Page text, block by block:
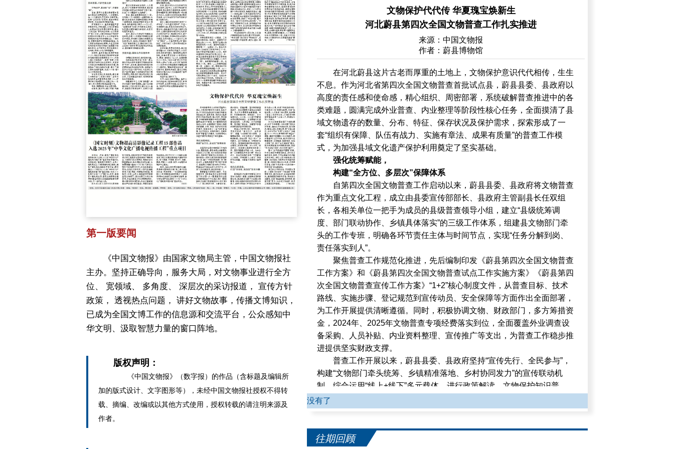
第一版要闻
《中国文物报》由国家文物局主管，中国文物报社
主办。坚持正确导向，服务大局，对文物事业进行全方
位、 宽领域、 多角度、 深层次的采访报道， 宣传方针
政策， 透视热点问题， 讲好文物故事，传播文博知识，
已成为全国文博工作的信息源和交流平台，公众感知中
华文明、汲取智慧力量的窗口阵地。
版权声明：
《中国文物报》（数字报）的作品（含标题及编辑所
加的版式设计、文字图形等），未经中国文物报社授权不得转
载、摘编、改编或以其他方式使用，授权转载的请注明来源及
作者。
文物保护代代传 华夏瑰宝焕新生
河北蔚县第四次全国文物普查工作扎实推进
来源：中国文物报
作者：蔚县博物馆
在河北蔚县这片古老而厚重的土地上，文物保护意识代代相传，生生
不息。作为河北省第四次全国文物普查首批试点县，蔚县县委、县政府以
高度的责任感和使命感，精心组织、周密部署，系统破解普查推进中的各
类难题，圆满完成外业普查、内业整理等阶段性核心任务，全面摸清了县
域文物遗存的数量、分布、特征、保存状况及保护需求，探索形成了一
套“组织有保障、队伍有战力、实施有章法、成果有质量”的普查工作模
式，为加强县域文化遗产保护利用奠定了坚实基础。
强化统筹赋能，
构建“全方位、多层次”保障体系
自第四次全国文物普查工作启动以来，蔚县县委、县政府将文物普查
作为重点文化工程，成立由县委宣传部部长、县政府主管副县长任双组
长，各相关单位一把手为成员的县级普查领导小组，建立“县级统筹调
度、部门联动协作、乡镇具体落实”的三级工作体系，组建县文物部门牵
头的工作专班，明确各环节责任主体与时间节点，实现“任务分解到岗、
责任落实到人”。
聚焦普查工作规范化推进，先后编制印发《蔚县第四次全国文物普查
工作方案》和《蔚县第四次全国文物普查试点工作实施方案》《蔚县第四
次全国文物普查宣传工作方案》“1+2”核心制度文件，从普查目标、技术
路线、实施步骤、登记规范到宣传动员、安全保障等方面作出全面部署，
为工作开展提供清晰遵循。同时，积极协调文物、财政部门，多方筹措资
金，2024年、2025年文物普查专项经费落实到位，全面覆盖外业调查设
备采购、人员补贴、内业资料整理、宣传推广等支出，为普查工作稳步推
进提供坚实财政支撑。
普查工作开展以来，蔚县县委、县政府坚持“宣传先行、全民参与”，
构建“文物部门牵头统筹、乡镇精准落地、乡村协同发力”的宣传联动机
制。综合运用“线上+线下”多元载体，进行政策解读、文物保护知识普
及、普查典型事迹等内容宣传，让普查工作走进乡镇、深入乡村、贴近群
众，收到群众提供有效线索63条，新发现隐蔽古民居28处，切实打破“文
晓、文物保护人人参与”的良好社会氛围，为普查工作提供了重要助力。
没有了
往期回顾